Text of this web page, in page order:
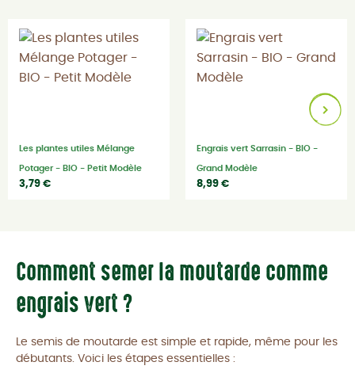
Les plantes utiles Mélange
Potager - BIO - Petit Modèle
3,79 €
Engrais vert Sarrasin - BIO -
Grand Modèle
8,99 €
Comment semer la moutarde comme
engrais vert ?
Le semis de moutarde est simple et rapide, même pour les
débutants. Voici les étapes essentielles :